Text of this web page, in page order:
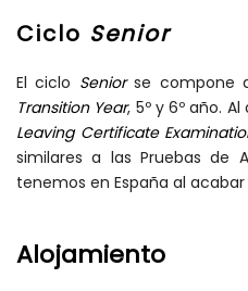
Ciclo Senior
El ciclo Seniorse compone
Transition Year, 5º y 6º año.
Leaving Certificate
similares a las Pruebas de
tenemos en España al
Alojamiento